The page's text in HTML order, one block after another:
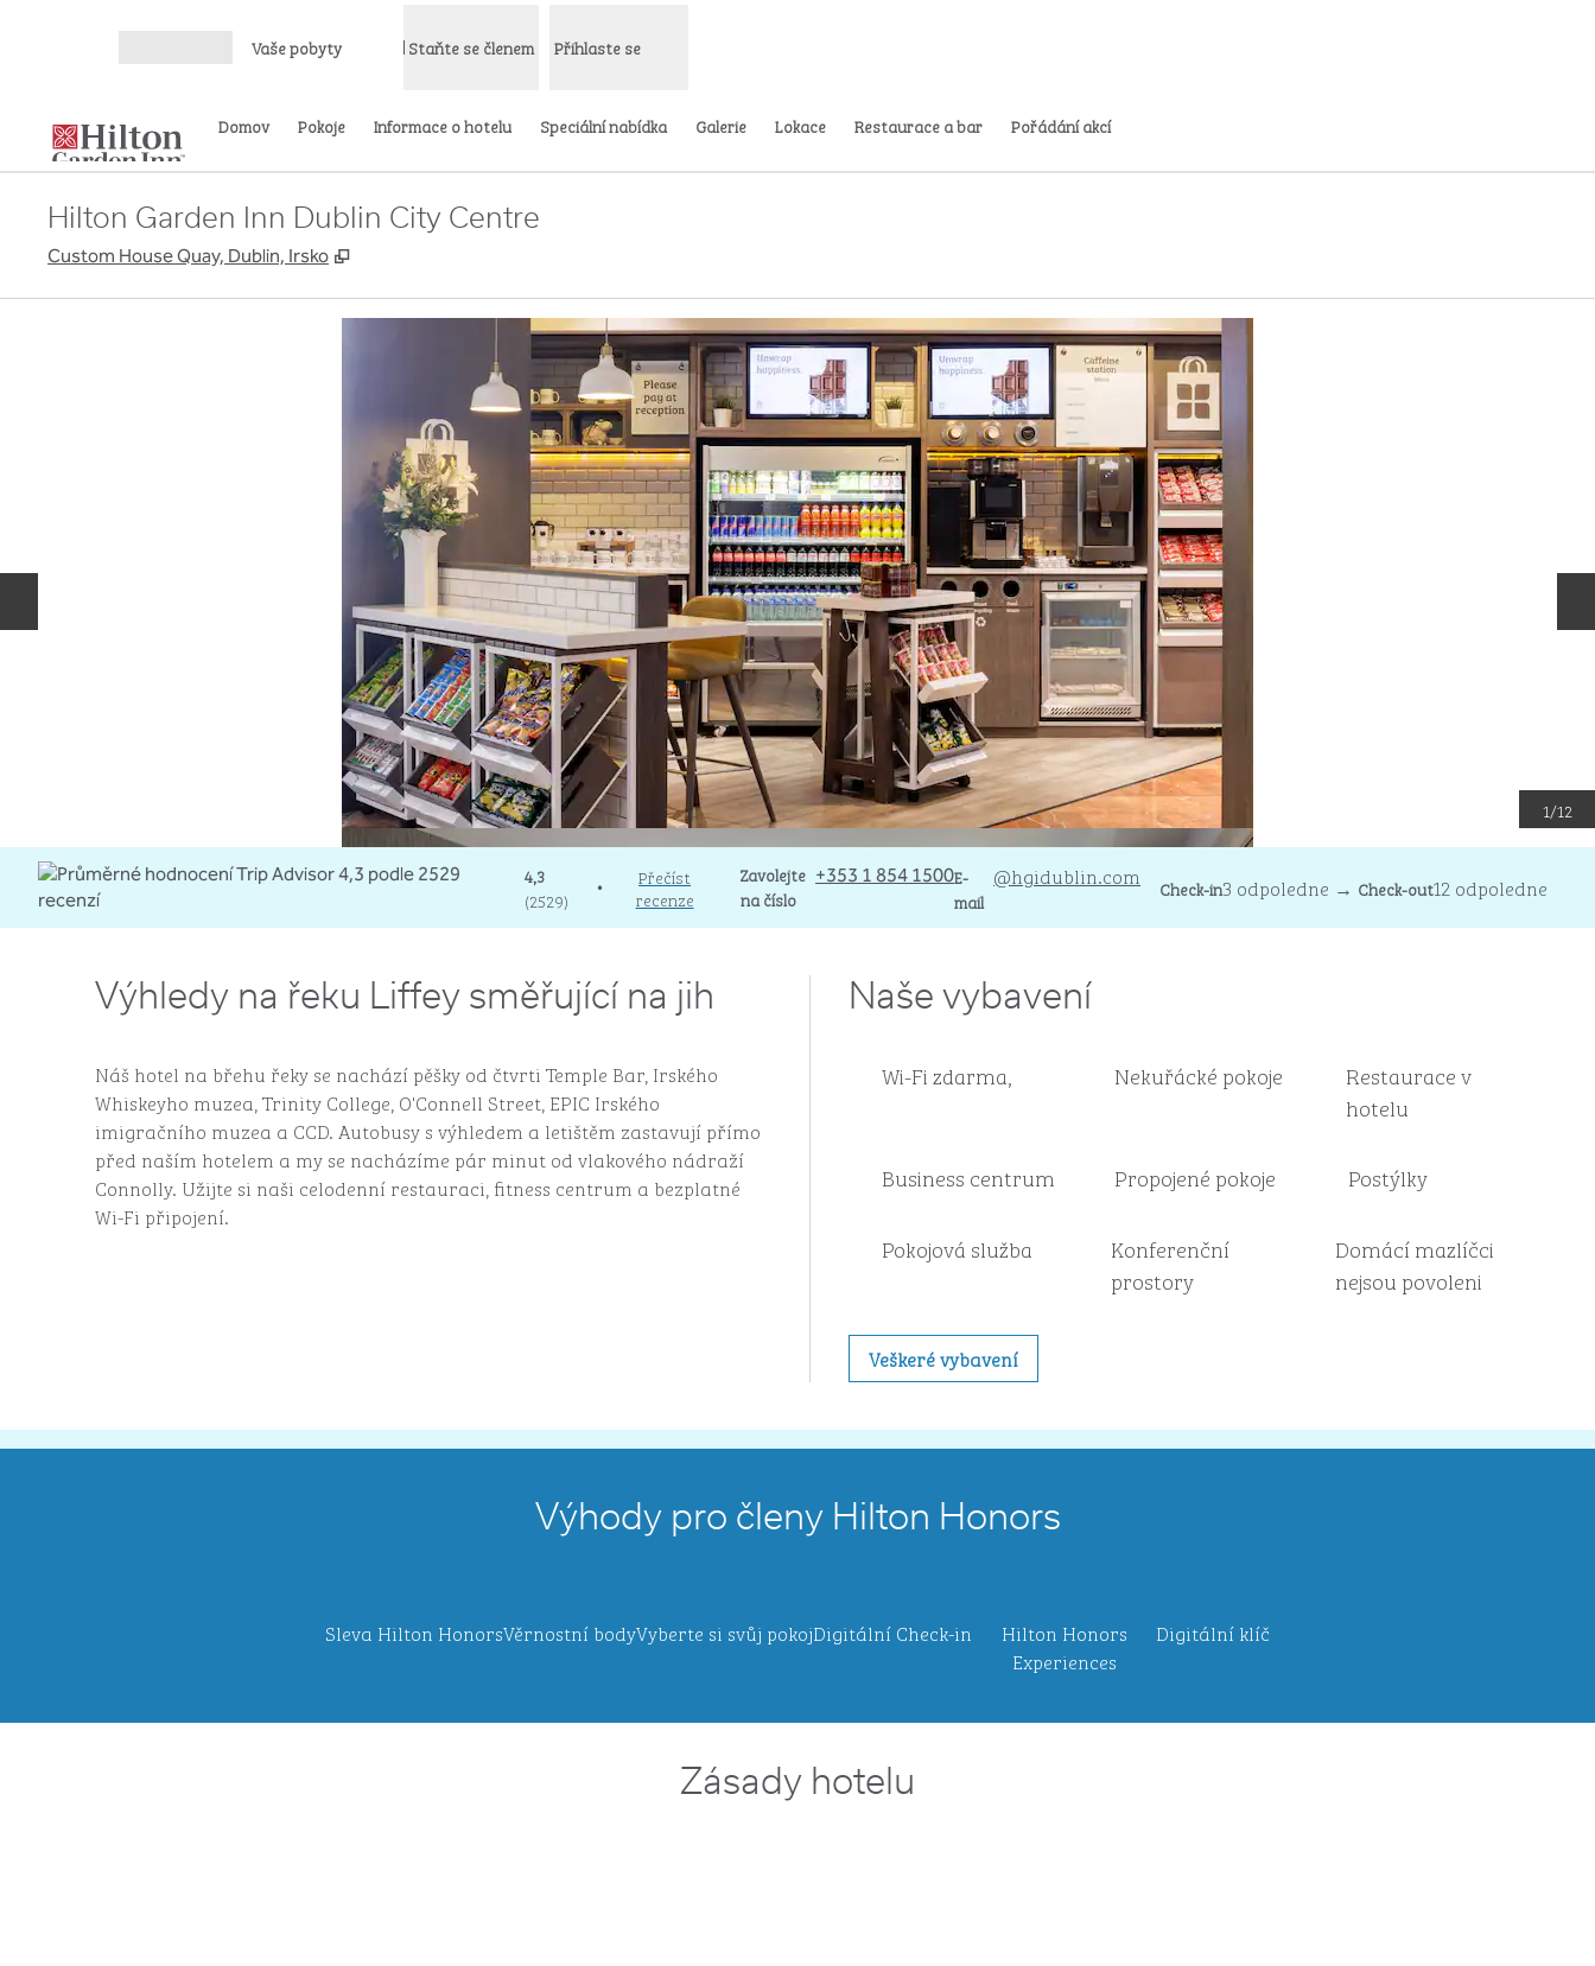
Vaše pobyty Staňte se členem Přihlaste se
Domov Pokoje Informace o hotelu Speciální nabídka Galerie Lokace Restaurace a bar Pořádání akcí
Hilton Garden Inn Dublin City Centre
Custom House Quay, Dublin, Irsko ,
1/12
4,3
(2529)
•
Přečíst
recenze
Zavolejte
na číslo
Volat +353 1 854 1500E-
mail
E-mailadmindublin
@hgidublin.com Check-in3 odpoledne → Check-out12 odpoledne
Výhledy na řeku Liffey směřující na jih
Náš hotel na břehu řeky se nachází pěšky od čtvrti Temple Bar, Irského
Whiskeyho muzea, Trinity College, O'Connell Street, EPIC Irského
imigračního muzea a CCD. Autobusy s výhledem a letištěm zastavují přímo
před naším hotelem a my se nacházíme pár minut od vlakového nádraží
Connolly. Užijte si naši celodenní restauraci, fitness centrum a bezplatné
Wi-Fi připojení.
Naše vybavení
Wi-Fi zdarma, Nekuřácké pokoje
Restaurace v
hotelu
Business centrum Propojené pokoje Postýlky
Pokojová služba
Konferenční
prostory
Domácí mazlíčci
nejsou povoleni
Veškeré vybavení
Výhody pro členy Hilton Honors
Sleva Hilton HonorsVěrnostní bodyVyberte si svůj pokojDigitální Check-in
Hilton Honors
Experiences
Digitální klíč
Zásady hotelu